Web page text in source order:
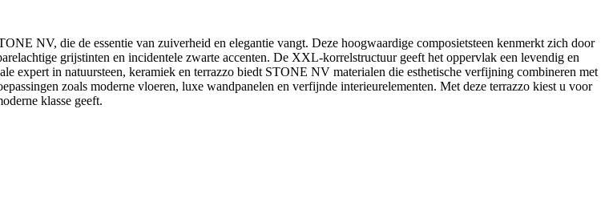
NV, die de essentie van zuiverheid en elegantie vangt. Deze hoogwaardige composietsteen kenmerkt zich door
grijstinten en incidentele zwarte accenten. De XXL-korrelstructuur geeft het oppervlak een levendig en
expert in natuursteen, keramiek en terrazzo biedt STONE NV materialen die esthetische verfijning combineren met
zoals moderne vloeren, luxe wandpanelen en verfijnde interieurelementen. Met deze terrazzo kiest u voor
klasse geeft.